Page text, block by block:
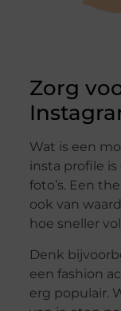
Zorg
Wat is een
insta profile
foto’s. Een
ook van
hoe sneller
Denk
een fashion
erg populair.